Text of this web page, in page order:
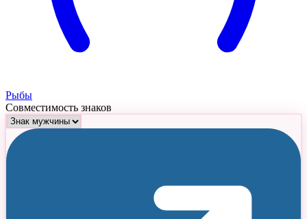
Рыбы
Совместимость знаков